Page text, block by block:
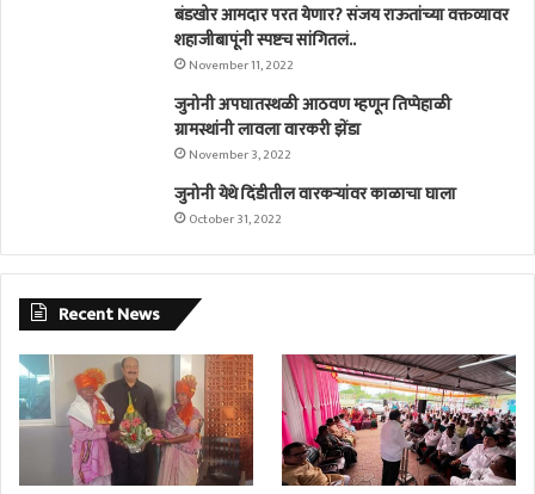
बंडखोर आमदार परत येणार? संजय राऊतांच्या वक्तव्यावर
शहाजीबापूंनी स्पष्टच सांगितलं..
November 11, 2022
जुनोनी अपघातस्थळी आठवण म्हणून तिप्पेहाळी
ग्रामस्थांनी लावला वारकरी झेंडा
November 3, 2022
जुनोनी येथे दिंडीतील वारकर्‍यांवर काळाचा घाला
October 31, 2022
Recent News